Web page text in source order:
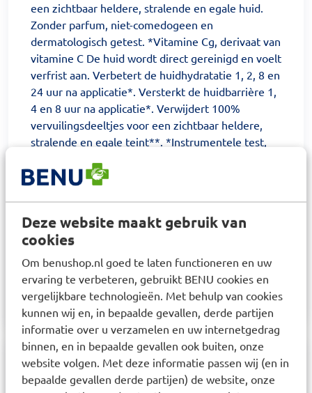
Deze website maakt gebruik van
cookies
Om benushop.nl goed te laten functioneren en uw
ervaring te verbeteren, gebruikt BENU cookies en
vergelijkbare technologieën. Met behulp van cookies
kunnen wij en, in bepaalde gevallen, derde partijen
informatie over u verzamelen en uw internetgedrag
binnen, en in bepaalde gevallen ook buiten, onze
website volgen. Met deze informatie passen wij (en in
bepaalde gevallen derde partijen) de website, onze
een zichtbaar heldere, stralende en egale huid.
Zonder parfum, niet-comedogeen en
dermatologisch getest. *Vitamine Cg, derivaat van
vitamine C De huid wordt direct gereinigd en voelt
verfrist aan. Verbetert de huidhydratatie 1, 2, 8 en
24 uur na applicatie*. Versterkt de huidbarrière 1,
4 en 8 uur na applicatie*. Verwijdert 100%
vervuilingsdeeltjes voor een zichtbaar heldere,
stralende en egale teint**. *Instrumentele test,
cirkelvormige bewegingen gedurende 1-2
minuten over het gezicht. Spoel af met water.
Gebruik 's avonds. Vermijd direct contact met de
ogen. Bij contact met de ogen, grondig spoelen
met water.
Samenstelling